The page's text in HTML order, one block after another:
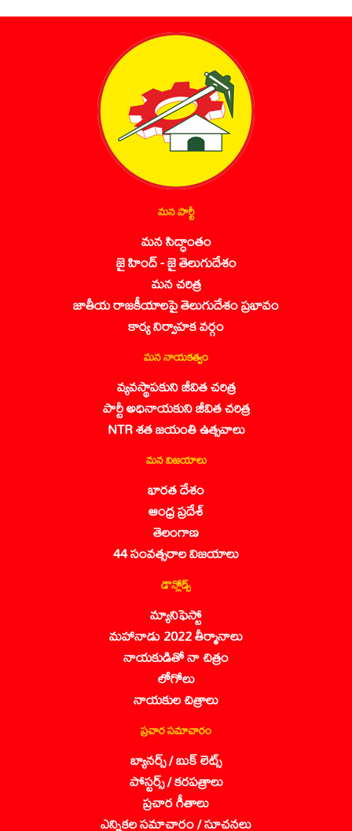
మన పార్టీ
మన సిద్ధాంతం
జై హింద్ - జై తెలుగుదేశం
మన చరిత్ర
జాతీయ రాజకీయాలపై తెలుగుదేశం ప్రభావం
కార్య నిర్వాహక వర్గం
మన నాయకత్వం
వ్యవస్థాపకుని జీవిత చరిత్ర
పార్టీ అధినాయకుని జీవిత చరిత్ర
NTR శత జయంతి ఉత్సవాలు
మన విజయాలు
భారత దేశం
ఆంధ్ర ప్రదేశ్
తెలంగాణ
44 సంవత్సరాల విజయాలు
డౌన్లోడ్స్
మ్యానిఫెస్టో
మహానాడు 2022 తీర్మానాలు
నాయకుడితో నా చిత్రం
లోగోలు
నాయకుల చిత్రాలు
ప్రచార సమాచారం
బ్యానర్స్ / బుక్ లెట్స్
పోస్టర్స్ / కరపత్రాలు
ప్రచార గీతాలు
ఎన్నికల సమాచారం / సూచనలు